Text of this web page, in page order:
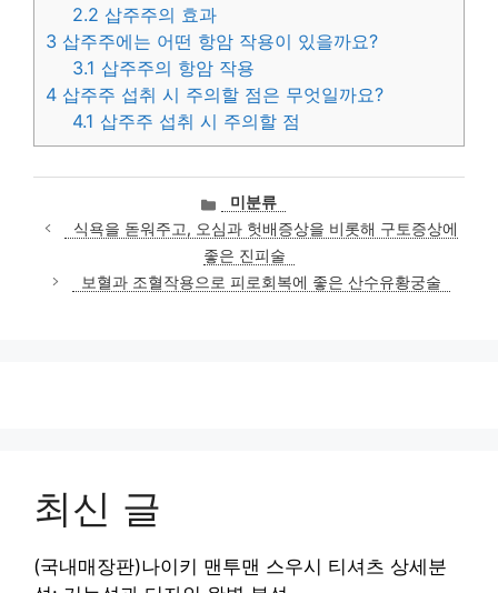
2.2 삽주주의 효과
3 삽주주에는 어떤 항암 작용이 있을까요?
3.1 삽주주의 항암 작용
4 삽주주 섭취 시 주의할 점은 무엇일까요?
4.1 삽주주 섭취 시 주의할 점
카
테
고
리
미분류
식욕을 돋워주고, 오심과 헛배증상을 비롯해 구토증상에
좋은 진피술
보혈과 조혈작용으로 피로회복에 좋은 산수유황궁술
최신 글
(국내매장판)나이키 맨투맨 스우시 티셔츠 상세분